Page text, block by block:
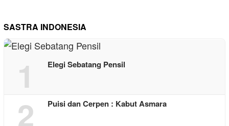
SASTRA INDONESIA
1 Elegi Sebatang Pensil
2 Puisi dan Cerpen : Kabut Asmara